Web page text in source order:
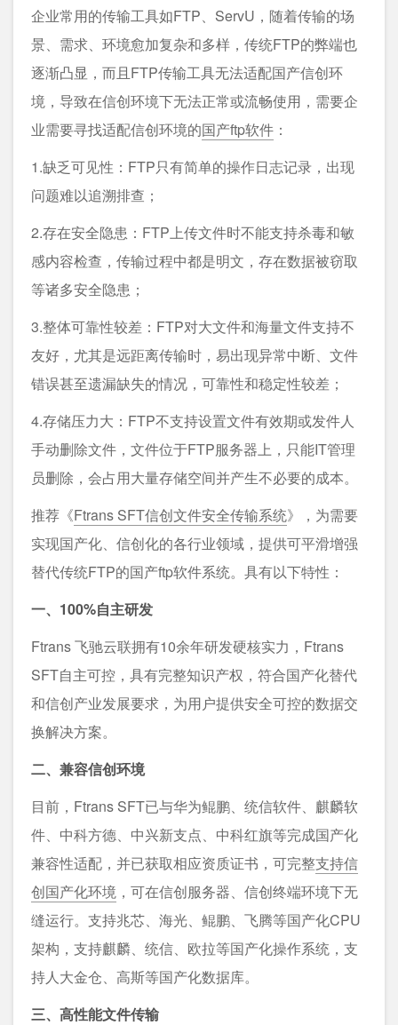
企业常用的传输工具如FTP、ServU，随着传输的场
景、需求、环境愈加复杂和多样，传统FTP的弊端也
逐渐凸显，而且FTP传输工具无法适配国产信创环
境，导致在信创环境下无法正常或流畅使用，需要企
业需要寻找适配信创环境的国产ftp软件 ：
1.缺乏可见性：FTP只有简单的操作日志记录，出现
问题难以追溯排查；
2.存在安全隐患：FTP上传文件时不能支持杀毒和敏
感内容检查，传输过程中都是明文，存在数据被窃取
等诸多安全隐患；
3.整体可靠性较差：FTP对大文件和海量文件支持不
友好，尤其是远距离传输时，易出现异常中断、文件
错误甚至遗漏缺失的情况，可靠性和稳定性较差；
4.存储压力大：FTP不支持设置文件有效期或发件人
手动删除文件，文件位于FTP服务器上，只能IT管理
员删除，会占用大量存储空间并产生不必要的成本。
推荐《Ftrans SFT信创文件安全传输系统》，为需要
实现国产化、信创化的各行业领域，提供可平滑增强
替代传统FTP的国产ftp软件系统。具有以下特性：
一、100%自主研发
Ftrans 飞驰云联拥有10余年研发硬核实力，Ftrans
SFT自主可控，具有完整知识产权，符合国产化替代
和信创产业发展要求，为用户提供安全可控的数据交
换解决方案。
二、兼容信创环境
目前，Ftrans SFT已与华为鲲鹏、统信软件、麒麟软
件、中科方德、中兴新支点、中科红旗等完成国产化
兼容性适配，并已获取相应资质证书，可完整支持信
创国产化环境 ，可在信创服务器、信创终端环境下无
缝运行。支持兆芯、海光、鲲鹏、飞腾等国产化CPU
架构，支持麒麟、统信、欧拉等国产化操作系统，支
持人大金仓、高斯等国产化数据库。
三、高性能文件传输